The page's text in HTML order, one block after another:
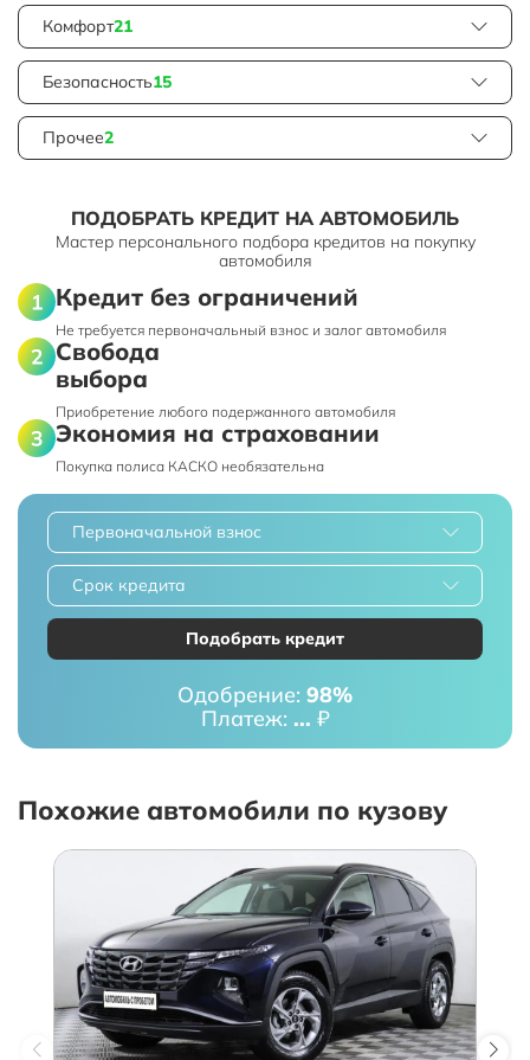
Комфорт21
Безопасность15
Прочее2
ПОДОБРАТЬ КРЕДИТ НА АВТОМОБИЛЬ
Мастер персонального подбора кредитов на покупку
автомобиля
Кредит без ограничений
Не требуется первоначальный взнос и залог автомобиля
Свобода
выбора
Приобретение любого подержанного автомобиля
Экономия на страховании
Покупка полиса КАСКО необязательна
Первоначальной взнос
Срок кредита
Подобрать кредит
Одобрение: 98%
Платеж: ... ₽
Похожие автомобили по кузову